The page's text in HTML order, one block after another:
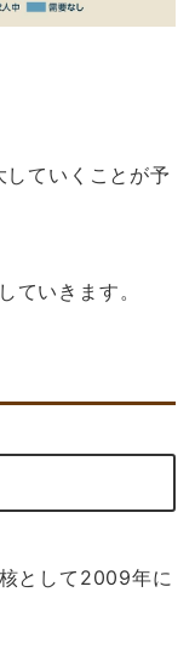
ていくことが予
ていきます。
として2009年に